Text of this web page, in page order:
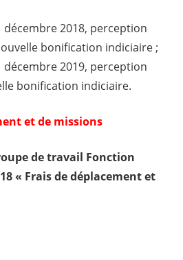
décembre 2018, perception
bonification indiciaire ;
décembre 2019, perception
bonification indiciaire.
et de missions
de travail Fonction
« Frais de déplacement et